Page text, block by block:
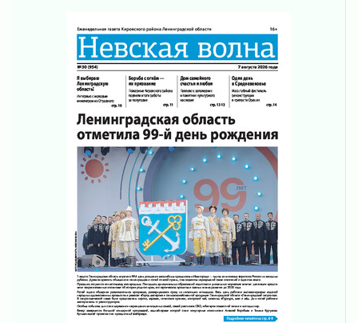
Не оставят в беде
05 августа 2026
На лидирующих позициях
04 августа 2026
Итоги конкурса «Лучший работник
Кадрового центра – 2026» подведены!
04 августа 2026
Ставка на дисциплину на перекрестках
04 августа 2026
В Ленобласти растет потребление
мобильного трафика
04 августа 2026
Полумрак бьёт по карману
04 августа 2026
Вниманию автомобилистов!
04 августа 2026